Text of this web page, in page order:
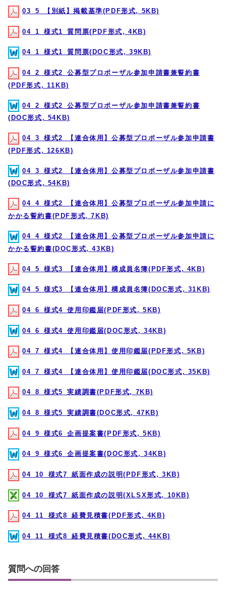
03_5_【別紙】掲載基準(PDF形式, 5KB)
04_1_様式1_質問票(PDF形式, 4KB)
04_1_様式1_質問票(DOC形式, 39KB)
04_2_様式2_公募型プロポーザル参加申請書兼誓約書
(PDF形式, 11KB)
04_2_様式2_公募型プロポーザル参加申請書兼誓約書
(DOC形式, 54KB)
04_3_様式2_【連合体用】公募型プロポーザル参加申請書
(PDF形式, 126KB)
04_3_様式2_【連合体用】公募型プロポーザル参加申請書
(DOC形式, 54KB)
04_4_様式2_【連合体用】公募型プロポーザル参加申請に
かかる誓約書(PDF形式, 7KB)
04_4_様式2_【連合体用】公募型プロポーザル参加申請に
かかる誓約書(DOC形式, 43KB)
04_5_様式3_【連合体用】構成員名簿(PDF形式, 4KB)
04_5_様式3_【連合体用】構成員名簿(DOC形式, 31KB)
04_6_様式4_使用印鑑届(PDF形式, 5KB)
04_6_様式4_使用印鑑届(DOC形式, 34KB)
04_7_様式4_【連合体用】使用印鑑届(PDF形式, 5KB)
04_7_様式4_【連合体用】使用印鑑届(DOC形式, 35KB)
04_8_様式5_実績調書(PDF形式, 7KB)
04_8_様式5_実績調書(DOC形式, 47KB)
04_9_様式6_企画提案書(PDF形式, 5KB)
04_9_様式6_企画提案書(DOC形式, 34KB)
04_10_様式7_紙面作成の説明(PDF形式, 3KB)
04_10_様式7_紙面作成の説明(XLSX形式, 10KB)
04_11_様式8_経費見積書(PDF形式, 4KB)
04_11_様式8_経費見積書(DOC形式, 44KB)
質問への回答